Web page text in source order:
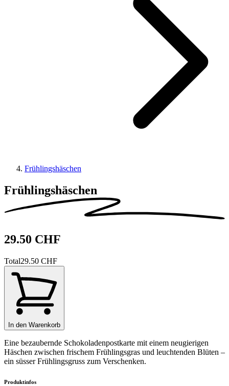
Frühlingshäschen
Frühlingshäschen
29.50 CHF
Total29.50 CHF
In den Warenkorb
Eine bezaubernde Schokoladenpostkarte mit einem neugierigen
Häschen zwischen frischem Frühlingsgras und leuchtenden Blüten –
ein süsser Frühlingsgruss zum Verschenken.
Produktinfos